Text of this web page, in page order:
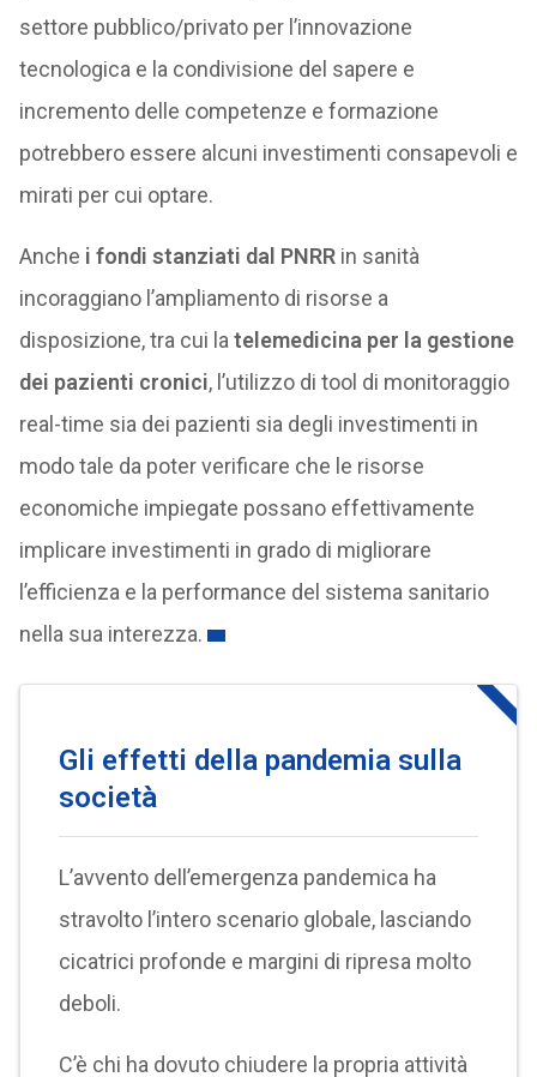
settore pubblico/privato per l’innovazione
tecnologica e la condivisione del sapere e
incremento delle competenze e formazione
potrebbero essere alcuni investimenti consapevoli e
mirati per cui optare.
Anche i fondi stanziati dal PNRRin sanità
incoraggiano l’ampliamento di risorse a
disposizione, tra cui la telemedicina per la gestione
dei pazienti cronici, l’utilizzo di tool di monitoraggio
real-time sia dei pazienti sia degli investimenti in
modo tale da poter verificare che le risorse
economiche impiegate possano effettivamente
implicare investimenti in grado di migliorare
l’efficienza e la performance del sistema sanitario
nella sua interezza.
Gli effetti della pandemia sulla
società
L’avvento dell’emergenza pandemica ha
stravolto l’intero scenario globale, lasciando
cicatrici profonde e margini di ripresa molto
deboli.
C’è chi ha dovuto chiudere la propria attività